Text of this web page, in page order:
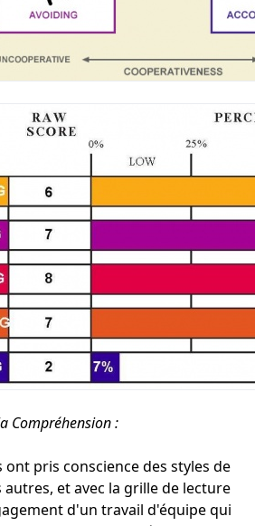
Compréhension :
ont pris conscience des styles de
et avec la grille de lecture
d'un travail d'équipe qui